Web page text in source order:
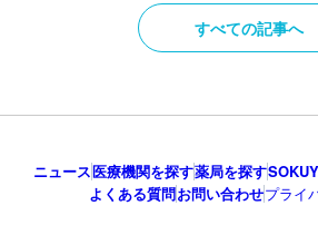
すべての記事へ
ニュース医療機関を探す薬局を探す
よくある質問お問い合わせプライ